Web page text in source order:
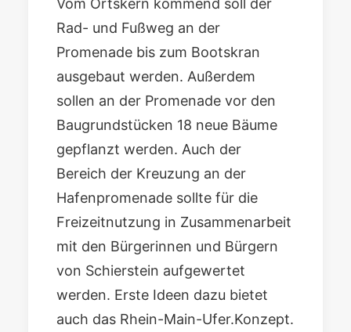
Vom Ortskern kommend soll der
Rad- und Fußweg an der
Promenade bis zum Bootskran
ausgebaut werden. Außerdem
sollen an der Promenade vor den
Baugrundstücken 18 neue Bäume
gepflanzt werden. Auch der
Bereich der Kreuzung an der
Hafenpromenade sollte für die
Freizeitnutzung in Zusammenarbeit
mit den Bürgerinnen und Bürgern
von Schierstein aufgewertet
werden. Erste Ideen dazu bietet
auch das Rhein-Main-Ufer.Konzept.